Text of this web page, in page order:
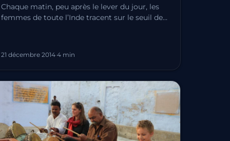
Chaque matin, peu après le lever du jour, les
femmes de toute l’Inde tracent sur le seuil de
21 décembre 2014·4 min